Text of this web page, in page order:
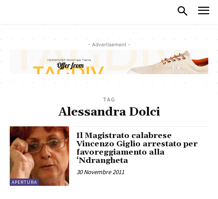
- Advertisement -
TAG
Alessandra Dolci
APERTURA
Il Magistrato calabrese
Vincenzo Giglio arrestato per
favoreggiamento alla
‘Ndrangheta
30 Novembre 2011